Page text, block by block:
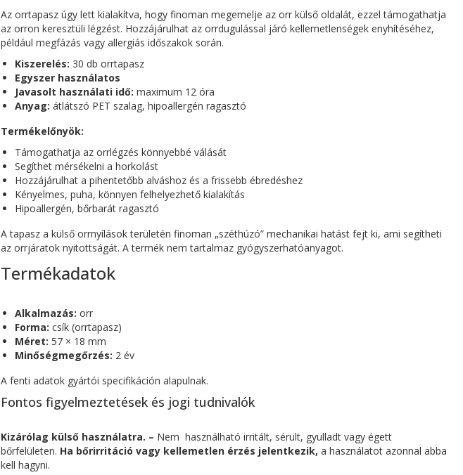
Az orrtapasz úgy lett kialakítva, hogy finoman megemelje az orr külső oldalát, ezzel támogathatja
az orron keresztüli légzést. Hozzájárulhat az orrdugulással járó kellemetlenségek enyhítéséhez,
például megfázás vagy allergiás időszakok során.
Kiszerelés: 30 db orrtapasz
Egyszer használatos
Javasolt használati idő: maximum 12 óra
Anyag: átlátszó PET szalag, hipoallergén ragasztó
Termékelőnyök:
Támogathatja az orrlégzés könnyebbé válását
Segíthet mérsékelni a horkolást
Hozzájárulhat a pihentetőbb alváshoz és a frissebb ébredéshez
Kényelmes, puha, könnyen felhelyezhető kialakítás
Hipoallergén, bőrbarát ragasztó
A tapasz a külső orrnyílások területén finoman „széthúzó” mechanikai hatást fejt ki, ami segítheti
az orrjáratok nyitottságát. A termék nem tartalmaz gyógyszerhatóanyagot.
Termékadatok
Alkalmazás: orr
Forma: csík (orrtapasz)
Méret: 57 × 18 mm
Minőségmegőrzés: 2 év
A fenti adatok gyártói specifikáción alapulnak.
Fontos figyelmeztetések és jogi tudnivalók
Kizárólag külső használatra. – Nem használható irritált, sérült, gyulladt vagy égett
bőrfelületen. Ha bőrirritáció vagy kellemetlen érzés jelentkezik, a használatot azonnal abba
kell hagyni.